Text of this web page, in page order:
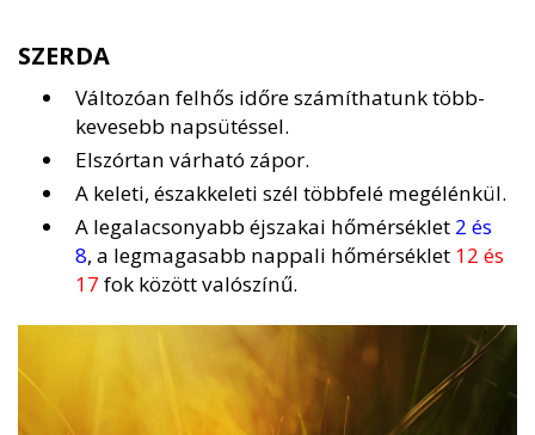
SZERDA
Változóan felhős időre számíthatunk több-
kevesebb napsütéssel.
Elszórtan várható zápor.
A keleti, északkeleti szél többfelé megélénkül.
A legalacsonyabb éjszakai hőmérséklet 2 és
8, a legmagasabb nappali hőmérséklet 12 és
17 fok között valószínű.